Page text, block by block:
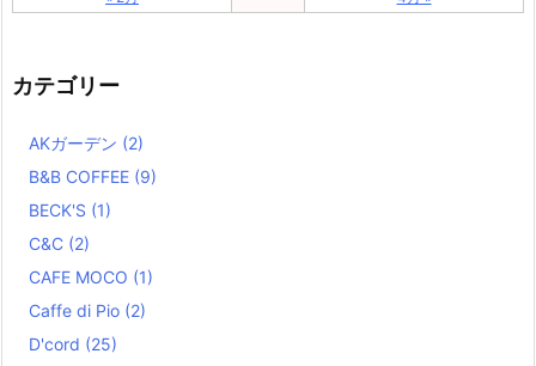
カテゴリー
AKガーデン (2)
B&B COFFEE (9)
BECK'S (1)
C&C (2)
CAFE MOCO (1)
Caffe di Pio (2)
D'cord (25)